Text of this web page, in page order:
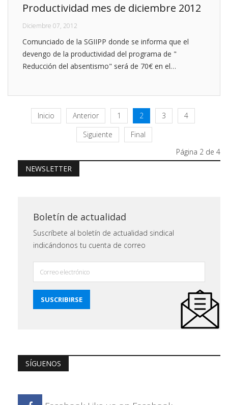
Productividad mes de diciembre 2012
Diciembre 07, 2012
Comunciado de la SGIIPP donde se informa que el
devengo de la productividad del programa de "
Reducción del absentismo" será de 70€ en el…
Inicio Anterior 1 2 3
4
Siguiente
Final
Página 2 de 4
NEWSLETTER
Boletín de actualidad
Suscríbete al boletín de actualidad sindical
indicándonos tu cuenta de correo
SÍGUENOS